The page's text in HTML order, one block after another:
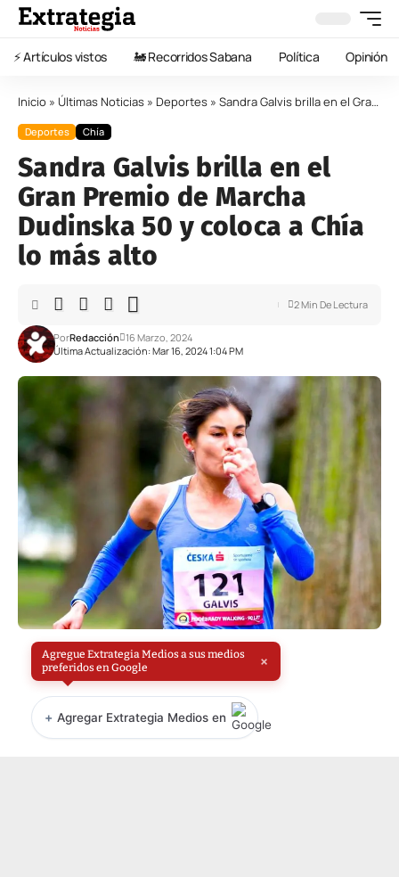
⚡️ Artículos vistos 🚂 Recorridos Sabana Política Opinión
Inicio » Últimas Noticias » Deportes » Sandra Galvis brilla en el Gran Premio de Marcha Dudinska 50 y coloca a Chía lo más alto
Deportes Chía
Sandra Galvis brilla en el
Gran Premio de Marcha
Dudinska 50 y coloca a Chía
lo más alto
Última Actualización: Mar 16, 2024 1:04 PM
PorRedacción 16 Marzo, 2024
2 Min De Lectura
Agregue Extrategia Medios a sus medios
preferidos en Google
×
+ Agregar Extrategia Medios en